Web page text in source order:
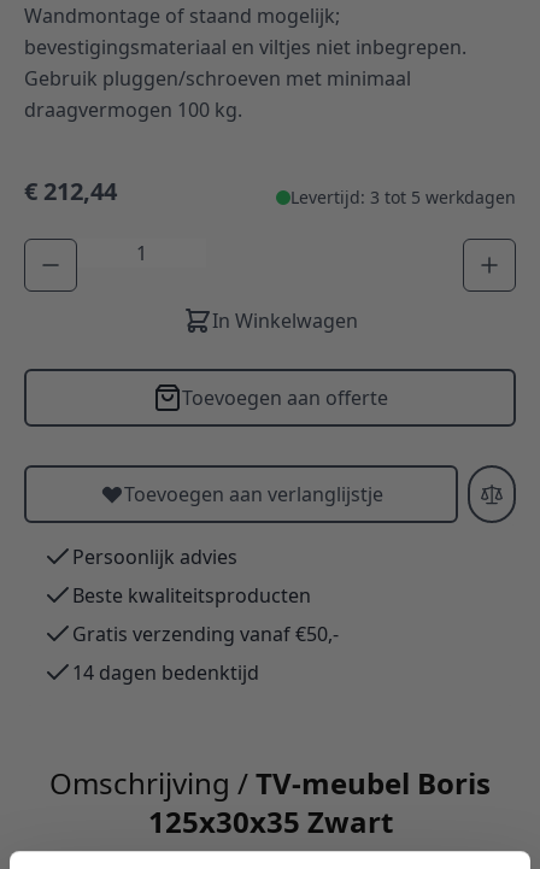
Wandmontage of staand mogelijk;
bevestigingsmateriaal en viltjes niet inbegrepen.
Gebruik pluggen/schroeven met minimaal
draagvermogen 100 kg.
€ 212,44 Levertijd: 3 tot 5 werkdagen
Aantal
In Winkelwagen
Toevoegen aan offerte
Toevoegen aan verlanglijstje
Persoonlijk advies
Beste kwaliteitsproducten
Gratis verzending vanaf €50,-
14 dagen bedenktijd
Omschrijving /TV-meubel Boris
125x30x35 Zwart